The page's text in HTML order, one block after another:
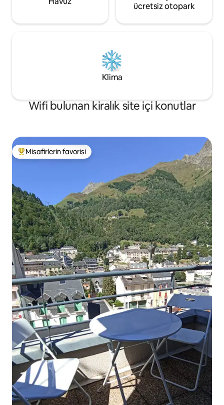
ücretsiz otopark
Klima
Wifi bulunan kiralık site içi konutlar
Misafirlerin favorilerinden en beğenilenler arasında
Misafirlerin favorisi